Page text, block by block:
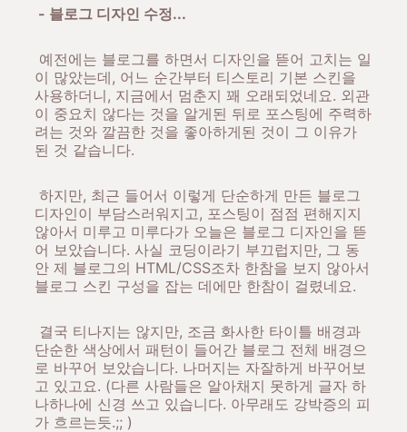
- 블로그 디자인 수정...
예전에는 블로그를 하면서 디자인을 뜯어 고치는 일
이 많았는데, 어느 순간부터 티스토리 기본 스킨을
사용하더니, 지금에서 멈춘지 꽤 오래되었네요. 외관
이 중요치 않다는 것을 알게된 뒤로 포스팅에 주력하
려는 것와 깔끔한 것을 좋아하게된 것이 그 이유가
된 것 같습니다.
하지만, 최근 들어서 이렇게 단순하게 만든 블로그
디자인이 부담스러워지고, 포스팅이 점점 편해지지
않아서 미루고 미루다가 오늘은 블로그 디자인을 뜯
어 보았습니다. 사실 코딩이라기 부끄럽지만, 그 동
안 제 블로그의 HTML/CSS조차 한참을 보지 않아서
블로그 스킨 구성을 잡는 데에만 한참이 걸렸네요.
결국 티나지는 않지만, 조금 화사한 타이틀 배경과
단순한 색상에서 패턴이 들어간 블로그 전체 배경으
로 바꾸어 보았습니다. 나머지는 자잘하게 바꾸어보
고 있고요. (다른 사람들은 알아채지 못하게 글자 하
나하나에 신경 쓰고 있습니다. 아무래도 강박증의 피
가 흐르는듯.;; )